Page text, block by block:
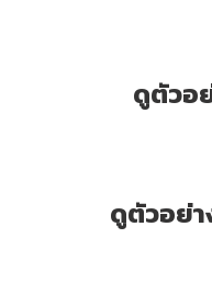
ดูตัวอ
ดูตัวอย่า